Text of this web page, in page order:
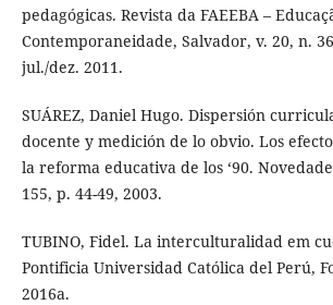
pedagógicas. Revista da FAEEBA –
Contemporaneidade, Salvador, v. 20, n.
jul./dez. 2011.
SUÁREZ, Daniel Hugo. Dispersión
docente y medición de lo obvio. Los
la reforma educativa de los ‘90.
155, p. 44-49, 2003.
TUBINO, Fidel. La interculturalidad em
Pontificia Universidad Católica del Perú,
2016a.